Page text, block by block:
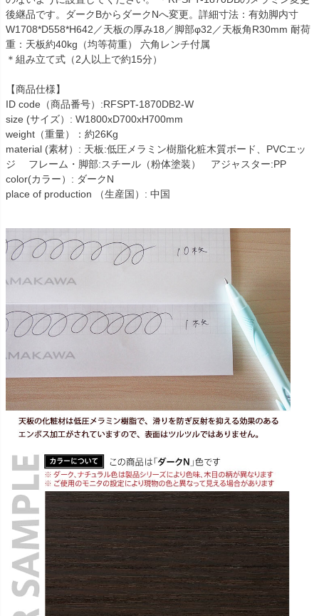
後継品です。ダークBからダークNへ変更。詳細寸法：有効脚内寸
W1708*D558*H642／天板の厚み18／脚部φ32／天板角R30mm 耐荷
重：天板約40kg（均等荷重） 六角レンチ付属
＊組み立て式（2人以上で約15分）
【商品仕様】
ID code（商品番号）:RFSPT-1870DB2-W
size (サイズ）: W1800xD700xH700mm
weight（重量）：約26Kg
material (素材）: 天板:低圧メラミン樹脂化粧木質ボード、PVCエッ
ジ フレーム・脚部:スチール（粉体塗装） アジャスター:PP
color(カラー）: ダークN
place of production （生産国）: 中国